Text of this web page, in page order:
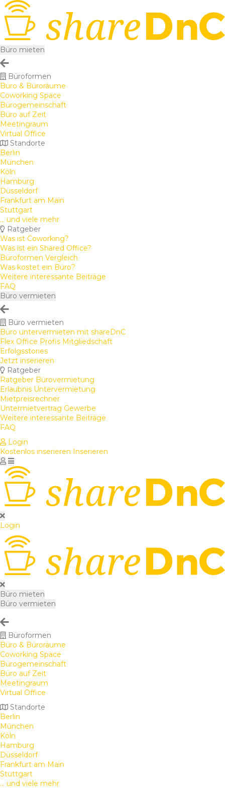
Büro mieten
Büroformen
Büro & Büroräume
Coworking Space
Bürogemeinschaft
Büro auf Zeit
Meetingraum
Virtual Office
Standorte
Berlin
München
Köln
Hamburg
Düsseldorf
Frankfurt am Main
Stuttgart
... und viele mehr
Ratgeber
Was ist Coworking?
Was ist ein Shared Office?
Büroformen Vergleich
Was kostet ein Büro?
Weitere interessante Beiträge
FAQ
Büro vermieten
Büro vermieten
Büro untervermieten mit shareDnC
Flex Office Profis Mitgliedschaft
Erfolgsstories
Jetzt inserieren
Ratgeber
Ratgeber Bürovermietung
Erlaubnis Untervermietung
Mietpreisrechner
Untermietvertrag Gewerbe
Weitere interessante Beiträge
FAQ
Login
Kostenlos inserieren Inserieren
Login
Büro mieten
Büro vermieten
Büroformen
Büro & Büroräume
Coworking Space
Bürogemeinschaft
Büro auf Zeit
Meetingraum
Virtual Office
Standorte
Berlin
München
Köln
Hamburg
Düsseldorf
Frankfurt am Main
Stuttgart
... und viele mehr